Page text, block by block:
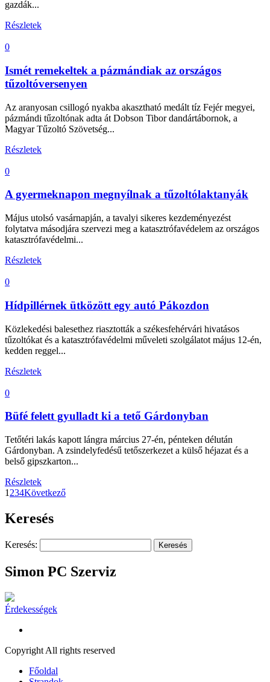
gazdák...
Részletek
0
Ismét remekeltek a pázmándiak az országos
tűzoltóversenyen
Az aranyosan csillogó nyakba akasztható medált tíz Fejér megyei,
pázmándi tűzoltónak adta át Dobson Tibor dandártábornok, a
Magyar Tűzoltó Szövetség...
Részletek
0
A gyermeknapon megnyílnak a tűzoltólaktanyák
Május utolsó vasárnapján, a tavalyi sikeres kezdeményezést
folytatva másodjára szervezi meg a katasztrófavédelem az országos
katasztrófavédelmi...
Részletek
0
Hídpillérnek ütközött egy autó Pákozdon
Közlekedési balesethez riasztották a székesfehérvári hivatásos
tűzoltókat és a katasztrófavédelmi műveleti szolgálatot május 12-én,
kedden reggel...
Részletek
0
Büfé felett gyulladt ki a tető Gárdonyban
Tetőtéri lakás kapott lángra március 27-én, pénteken délután
Gárdonyban. A zsindelyfedésű tetőszerkezet a külső héjazat és a
belső gipszkarton...
Részletek
1 234Következő
Keresés
Keresés:
Simon PC Szerviz
Érdekességek
Copyright All rights reserved
Főoldal